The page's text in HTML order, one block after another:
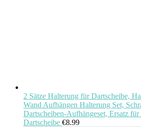
2 Sätze Halterung für Dartscheibe,
Wand Aufhängen Halterung Set,
Dartscheiben-Aufhängeset, Ersatz
Dartscheibe €8.99